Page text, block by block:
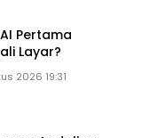
Pertama
Layar?
2026 19:31